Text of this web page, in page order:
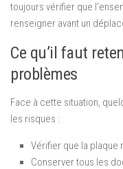
toujours vérifier que
renseigner avant un
Ce qu’il faut
problèmes
Face à cette situation,
les risques :
Vérifier que la
Conserver tous les